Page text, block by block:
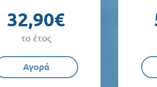
32,90€
το έτος
Αγορά